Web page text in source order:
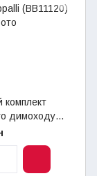
комплект
димоходу
котла ∅
(BB11120)